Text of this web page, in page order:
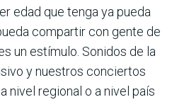
edad que tenga ya pueda
compartir con gente de
un estímulo. Sonidos de la
y nuestros conciertos
nivel regional o a nivel país